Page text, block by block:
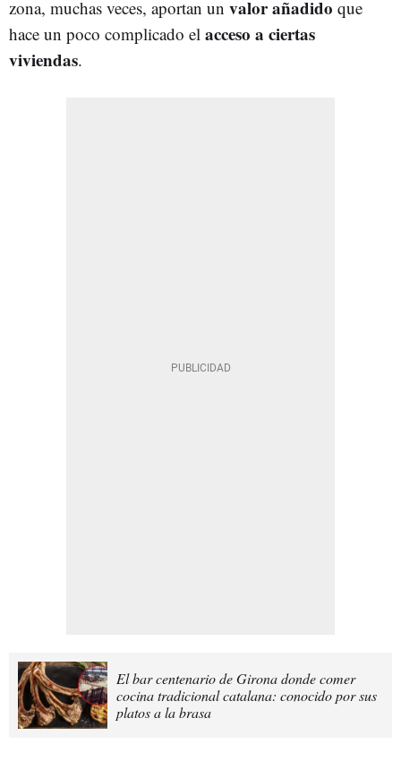
zona, muchas veces, aportan un valor añadido que
hace un poco complicado el acceso a ciertas
viviendas.
El bar centenario de Girona donde comer
cocina tradicional catalana: conocido por sus
platos a la brasa